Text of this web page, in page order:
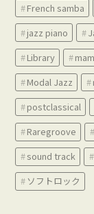
French samba
jazz piano
Library
Modal Jazz
postclassical
Raregroove
sound track
ソフトロック